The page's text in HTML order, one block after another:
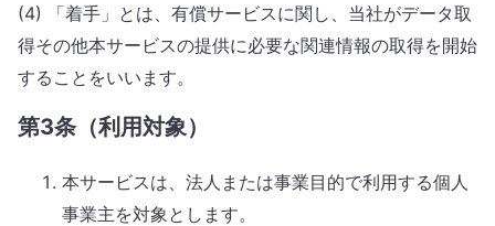
(4) 「着手」とは、有償サービスに関し、当社がデータ取
得その他本サービスの提供に必要な関連情報の取得を開始
することをいいます。
第3条（利用対象）
本サービスは、法人または事業目的で利用する個人
事業主を対象とします。